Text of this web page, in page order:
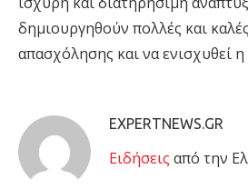
δημιουργηθούν πολλές και
απασχόλησης και να ενισχυθεί
EXPERTNEWS.GR
Eιδήσεις από την